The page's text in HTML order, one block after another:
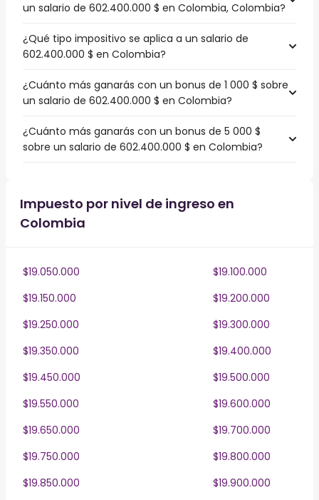
un salario de 602.400.000 $ en Colombia, Colombia?
¿Qué tipo impositivo se aplica a un salario de
602.400.000 $ en Colombia?
¿Cuánto más ganarás con un bonus de 1 000 $ sobre
un salario de 602.400.000 $ en Colombia?
¿Cuánto más ganarás con un bonus de 5 000 $
sobre un salario de 602.400.000 $ en Colombia?
Impuesto por nivel de ingreso en
Colombia
$19.050.000
$19.100.000
$19.150.000
$19.200.000
$19.250.000
$19.300.000
$19.350.000
$19.400.000
$19.450.000
$19.500.000
$19.550.000
$19.600.000
$19.650.000
$19.700.000
$19.750.000
$19.800.000
$19.850.000
$19.900.000